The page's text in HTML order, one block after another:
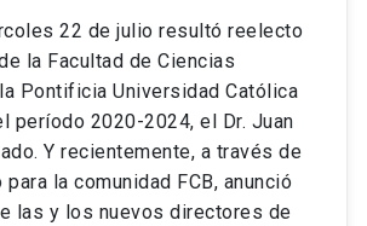
22 de julio resultó reelecto
la Facultad de Ciencias
Pontificia Universidad Católica
período 2020-2024, el Dr. Juan
Y recientemente, a través de
para la comunidad FCB, anunció
las y los nuevos directores de